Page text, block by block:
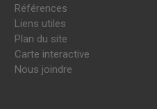
Références
Liens utiles
Plan du site
Carte interactive
Nous joindre